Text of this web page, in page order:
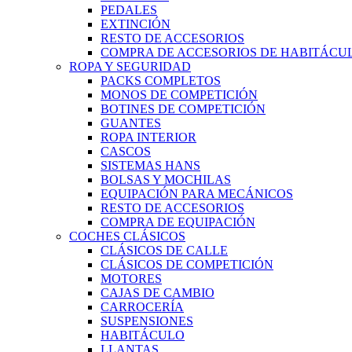
PEDALES
EXTINCIÓN
RESTO DE ACCESORIOS
COMPRA DE ACCESORIOS DE
ROPA Y SEGURIDAD
PACKS COMPLETOS
MONOS DE COMPETICIÓN
BOTINES DE COMPETICIÓN
GUANTES
ROPA INTERIOR
CASCOS
SISTEMAS HANS
BOLSAS Y MOCHILAS
EQUIPACIÓN PARA MECÁNICOS
RESTO DE ACCESORIOS
COMPRA DE EQUIPACIÓN
COCHES CLÁSICOS
CLÁSICOS DE CALLE
CLÁSICOS DE COMPETICIÓN
MOTORES
CAJAS DE CAMBIO
CARROCERÍA
SUSPENSIONES
HABITÁCULO
LLANTAS